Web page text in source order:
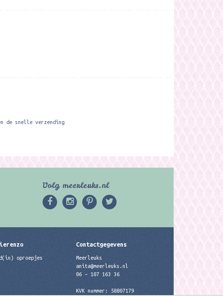
de snelle verzending
Volg meerleuks.nl
oproepjes
Contactgegevens
Meerleuks
anita@meerleuks.nl
06 – 107 163 36
KVK nummer: 58807179